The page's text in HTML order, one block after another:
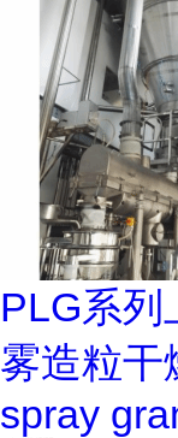
PLG系列
雾造粒干
spray